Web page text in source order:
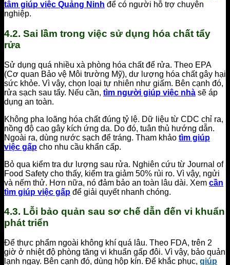
tâm giúp việc Quảng Ninh để có người hỗ trợ chuyên
nghiệp.
4.2. Sai lầm trong việc sử dụng hóa chất tẩy
rửa
Sử dụng quá nhiều xà phòng hóa chất để rửa. Theo EPA
(Cơ quan Bảo vệ Môi trường Mỹ), dư lượng hóa chất gây hại
sức khỏe. Vì vậy, chọn loại tự nhiên như giấm. Bên cạnh đó,
rửa sạch sau tẩy. Nếu cần, tìm người giúp việc nhà sẽ áp
dụng an toàn.
Không pha loãng hóa chất đúng tỷ lệ. Dữ liệu từ CDC chỉ ra,
nồng độ cao gây kích ứng da. Do đó, tuân thủ hướng dẫn.
Ngoài ra, dùng nước sạch để tráng. Tham khảo tìm giúp
việc gấp cho nhu cầu khẩn cấp.
Bỏ qua kiểm tra dư lượng sau rửa. Nghiên cứu từ Journal of
Food Safety cho thấy, kiểm tra giảm 50% rủi ro. Vì vậy, ngửi
và nếm thử. Hơn nữa, nó đảm bảo an toàn lâu dài. Xem cần
tìm giúp việc gấp để giải quyết nhanh chóng.
4.3. Lỗi bảo quản sau sơ chế dẫn đến vi khuẩn
phát triển
Để thực phẩm ngoài không khí quá lâu. Theo FDA, trên 2
giờ ở nhiệt độ phòng tăng vi khuẩn gấp đôi. Vì vậy, bảo quản
lạnh ngay. Bên cạnh đó, dùng hộp kín. Để khắc phục, giúp